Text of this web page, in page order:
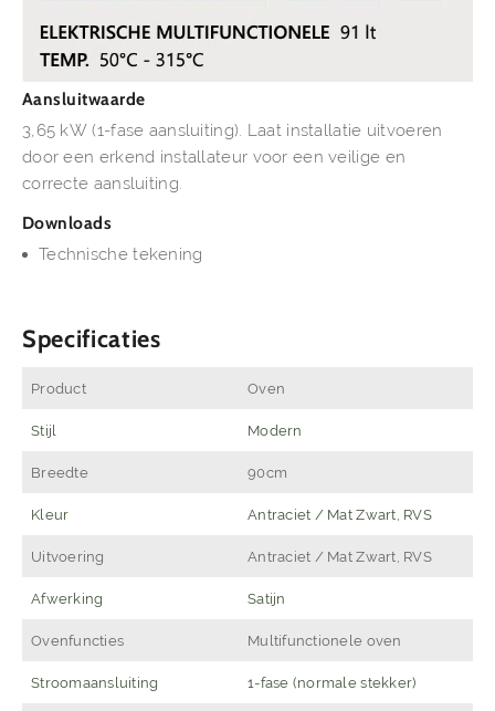
Aansluitwaarde
3,65 kW (1-fase aansluiting). Laat installatie uitvoeren
door een erkend installateur voor een veilige en
correcte aansluiting.
Downloads
Technische tekening
Specificaties
Product Oven
Stijl Modern
Breedte 90cm
Kleur Antraciet / Mat Zwart, RVS
Uitvoering Antraciet / Mat Zwart, RVS
Afwerking Satijn
Ovenfuncties Multifunctionele oven
Stroomaansluiting 1-fase (normale stekker)